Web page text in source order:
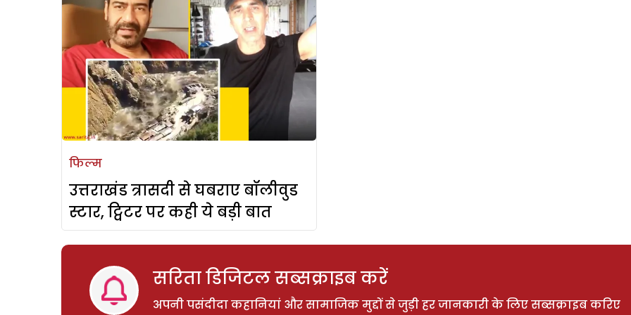
फिल्म
उत्तराखंड त्रासदी से घबराए बॉलीवुड
स्टार, ट्विटर पर कही ये बड़ी बात
सरिता डिजिटल सब्सक्राइब करें
अपनी पसंदीदा कहानियां और सामाजिक मुद्दों से जुड़ी हर जानकारी के लिए सब्सक्राइब करिए